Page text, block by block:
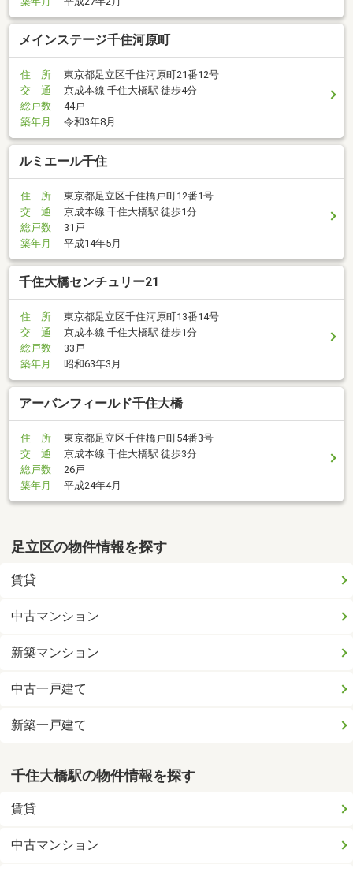
メインステージ千住河原町
住 所
東京都足立区千住河原町21番12号
交 通
京成本線 千住大橋駅 徒歩4分
総戸数
44戸
築年月
令和3年8月
ルミエール千住
住 所
東京都足立区千住橋戸町12番1号
交 通
京成本線 千住大橋駅 徒歩1分
総戸数
31戸
築年月
平成14年5月
千住大橋センチュリー21
住 所
東京都足立区千住河原町13番14号
交 通
京成本線 千住大橋駅 徒歩1分
総戸数
33戸
築年月
昭和63年3月
アーバンフィールド千住大橋
住 所
東京都足立区千住橋戸町54番3号
交 通
京成本線 千住大橋駅 徒歩3分
総戸数
26戸
築年月
平成24年4月
足立区の物件情報を探す
賃貸
中古マンション
新築マンション
中古一戸建て
新築一戸建て
千住大橋駅の物件情報を探す
賃貸
中古マンション